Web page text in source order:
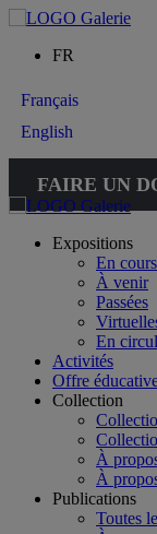
FR
Français
English
FAIRE UN
Expositions
En cours
À venir
Passées
En
Activités
Offre
Collection
À
À
Publications
Toutes